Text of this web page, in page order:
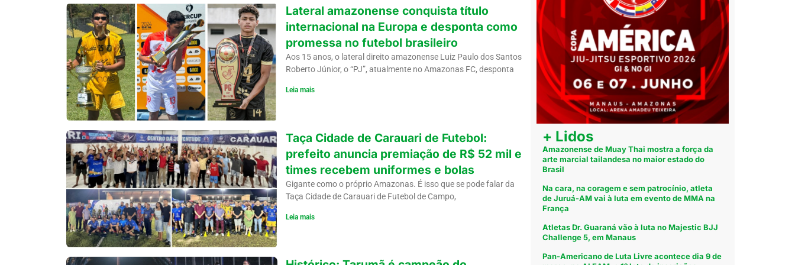
Lateral amazonense conquista título
internacional na Europa e desponta como
promessa no futebol brasileiro
Aos 15 anos, o lateral direito amazonense Luiz Paulo dos Santos
Roberto Júnior, o “PJ”, atualmente no Amazonas FC, desponta
Leia mais
Taça Cidade de Carauari de Futebol:
prefeito anuncia premiação de R$ 52 mil e
times recebem uniformes e bolas
Gigante como o próprio Amazonas. É isso que se pode falar da
Taça Cidade de Carauari de Futebol de Campo,
Leia mais
+ Lidos
Amazonense de Muay Thai mostra a força da
arte marcial tailandesa no maior estado do
Brasil
Na cara, na coragem e sem patrocínio, atleta
de Juruá-AM vai à luta em evento de MMA na
França
Atletas Dr. Guaraná vão à luta no Majestic BJJ
Challenge 5, em Manaus
Pan-Americano de Luta Livre acontece dia 9 de